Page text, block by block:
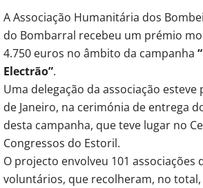
A Associação Humanitária dos
do Bombarral recebeu um prémio
4.750 euros no âmbito da campanha
Electrão”.
Uma delegação da associação esteve
de Janeiro, na cerimónia de entrega
desta campanha, que teve lugar no
Congressos do Estoril.
O projecto envolveu 101 associações
voluntários, que recolheram, no total,